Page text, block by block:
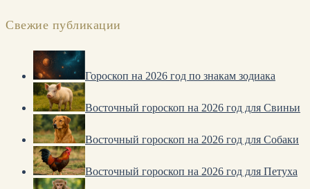
Свежие публикации
Гороскоп на 2026 год по знакам зодиака
Восточный гороскоп на 2026 год для Свиньи
Восточный гороскоп на 2026 год для Собаки
Восточный гороскоп на 2026 год для Петуха